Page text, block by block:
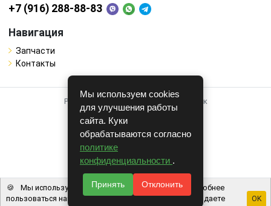
+7 (916) 288-88-83
Навигация
Запчасти
Контакты
Работает на системе для авторазборок
CARRO.БИЗНЕС
Полная версия
© COPYRIGHT 2026 г.
v1.1.24
Мы используем cookies
для улучшения работы
сайта. Куки
обрабатываются согласно
политике
конфиденциальности .
Принять Отклонить
🍪
Мы используем файлы cookie, чтобы вам было удобнее
пользоваться нашим сайтом. Используя наш сайт, вы даете
OK